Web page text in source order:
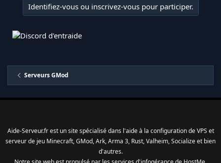
Identifiez-vous ou inscrivez-vous pour participer.
Serveurs GMod
Aide-Serveur.fr est un site spécialisé dans l'aide à la configuration de VPS et
serveur de jeu Minecraft, GMod, Ark, Arma 3, Rust, Valheim, Socialize et bien
d'autres.